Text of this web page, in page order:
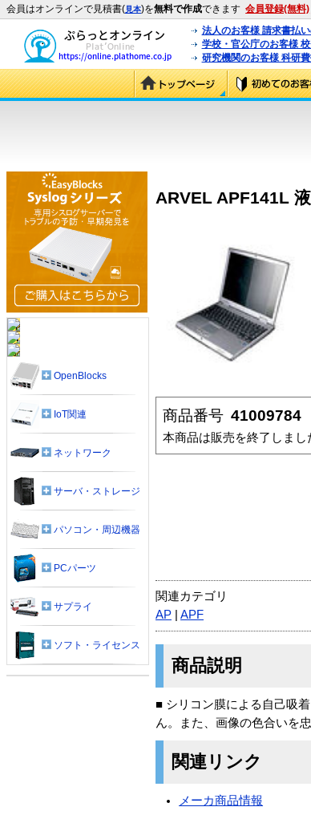
会員はオンラインで見積書(見本)を無料で作成できます 会員登録(無料)
法人のお客様 請求書払
学校・官公庁のお客様
研究機関のお客様 科研
ARVEL APF141L
商品番号 41009784
本商品は販売を終了しまし
関連カテゴリ
AP
APF
商品説明
■ シリコン膜による自己吸
ん。また、画像の色合いを
関連リンク
メーカ商品情報
OpenBlocks
IoT関連
ネットワーク
サーバ・ストレージ
パソコン・周辺機器
PCパーツ
サプライ
ソフト・ライセンス